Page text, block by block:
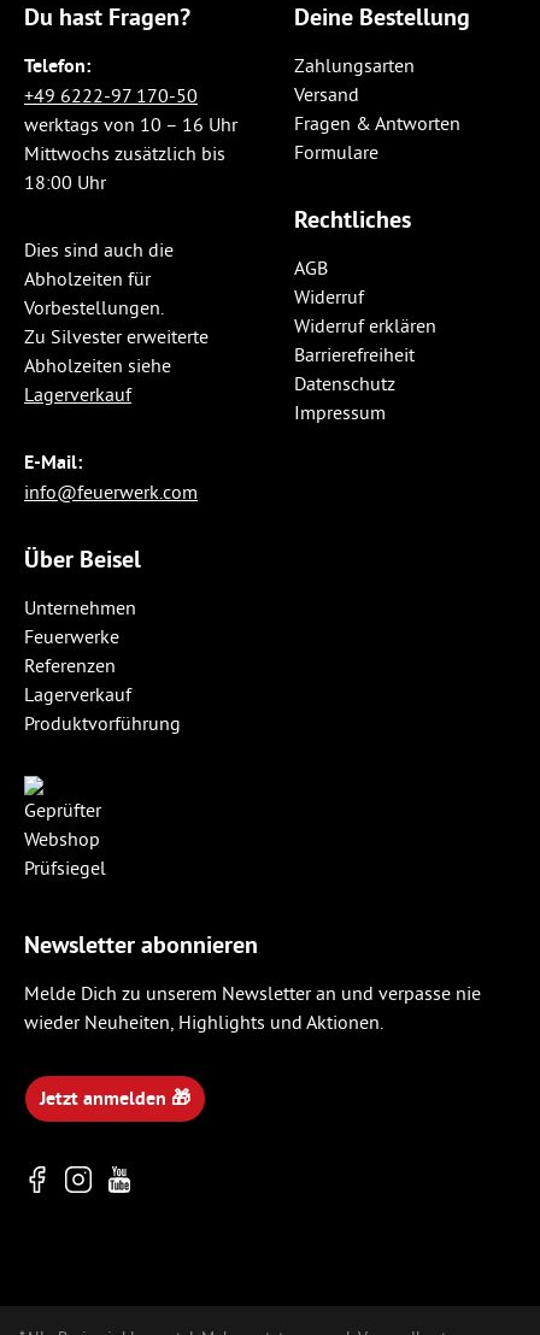
Du hast Fragen?
Telefon:
+49 6222-97 170-50
werktags von 10 – 16 Uhr
Mittwochs zusätzlich bis
18:00 Uhr
Dies sind auch die
Abholzeiten für
Vorbestellungen.
Zu Silvester erweiterte
Abholzeiten siehe
Lagerverkauf
E-Mail:
info@feuerwerk.com
Deine Bestellung
Zahlungsarten
Versand
Fragen & Antworten
Formulare
Rechtliches
AGB
Widerruf
Widerruf erklären
Barrierefreiheit
Datenschutz
Impressum
Über Beisel
Unternehmen
Feuerwerke
Referenzen
Lagerverkauf
Produktvorführung
Newsletter abonnieren
Melde Dich zu unserem Newsletter an und verpasse nie
wieder Neuheiten, Highlights und Aktionen.
Jetzt anmelden 🎁